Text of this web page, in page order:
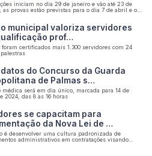
iniciam no dia 29 de janeiro e vão até 23 de
as provas estão previstas para o dia 7 de abril e o
municipal valoriza servidores
prof…
foram certificados mais 1.300 servidores com 24
do Concurso da Guarda
de Palmas s…
médica será em dia único, marcada para 14 de
janeiro de 2024, das 8 às 16 horas
se capacitam para
da Nova Lei de …
é desenvolver uma cultura padronizada de
administrativos em contratações visando